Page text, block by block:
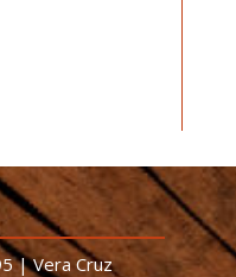
| Vera Cruz